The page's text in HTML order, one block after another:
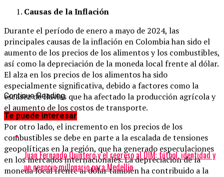
Causas de la Inflación
Durante el período de enero a mayo de 2024, las
principales causas de la inflación en Colombia han sido el
aumento de los precios de los alimentos y los combustibles,
así como la depreciación de la moneda local frente al dólar.
El alza en los precios de los alimentos ha sido
especialmente significativa, debido a factores como la
escasez de lluvias que ha afectado la producción agrícola y
el aumento de los costos de transporte.
Por otro lado, el incremento en los precios de los
combustibles se debe en parte a la escalada de tensiones
geopolíticas en la región, que ha generado especulaciones
en los mercados internacionales. La depreciación de la
moneda local frente al dólar también ha contribuido a la
Continue Reading
Te puede interesar
Juan Fernando Quintero y el regreso al DIM: fútbol, identidad y
un negocio millonario para Medellín